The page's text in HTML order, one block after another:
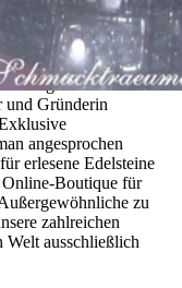
Accessoire“ - das
auch der Gedanke,
nahe
und Gründerin
angesprochen
erlesene Edelsteine
Online-Boutique für
zu
zahlreichen
Welt ausschließlich